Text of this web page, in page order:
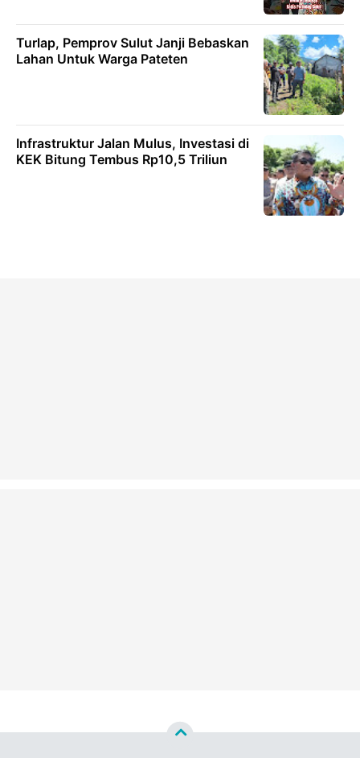
Turlap, Pemprov Sulut Janji Bebaskan
Lahan Untuk Warga Pateten
Infrastruktur Jalan Mulus, Investasi di
KEK Bitung Tembus Rp10,5 Triliun